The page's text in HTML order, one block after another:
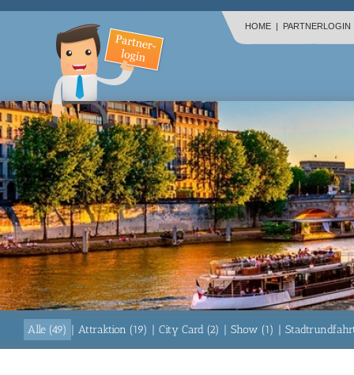
HOME | PARTNERLOGIN
Alle (49) | Attraktion (19) | City Card (2) | Show (1) |